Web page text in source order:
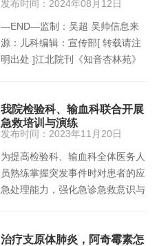
发布时间：2024年08月12日
—END—监制：吴超 吴帅信息来
源：儿科编辑：宣传部[ 转载请注
明出处 ]江北院刊《知音杏林苑》
我院检验科、输血科联合开展
急救培训与演练
发布时间：2023年11月20日
为提高检验科、输血科全体医务人
员熟练掌握突发事件时对患者的应
急处理能力，强化急诊急救意识与
治疗支原体肺炎，阿奇霉素怎